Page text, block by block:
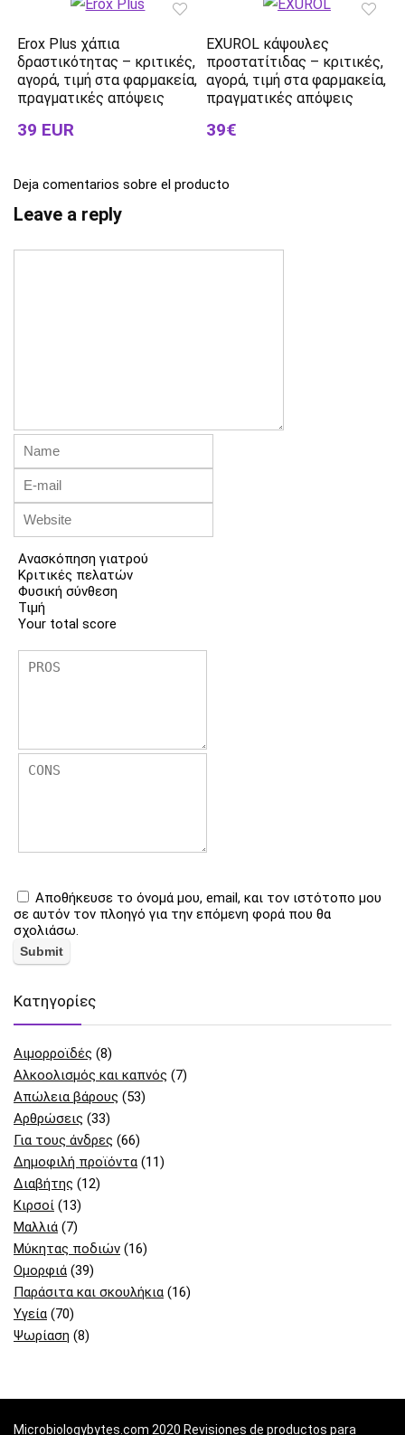
Erox Plus χάπια
δραστικότητας – κριτικές,
αγορά, τιμή στα φαρμακεία,
πραγματικές απόψεις
39 EUR
EXUROL κάψουλες
προστατίτιδας – κριτικές,
αγορά, τιμή στα φαρμακεία,
πραγματικές απόψεις
39€
Deja comentarios sobre el producto
Leave a reply
Ανασκόπηση γιατρού
Κριτικές πελατών
Φυσική σύνθεση
Τιμή
Your total score
Αποθήκευσε το όνομά μου, email, και τον ιστότοπο μου
σε αυτόν τον πλοηγό για την επόμενη φορά που θα
σχολιάσω.
Kατηγορίες
Αιμορροϊδές (8)
Αλκοολισμός και καπνός (7)
Απώλεια βάρους (53)
Αρθρώσεις (33)
Για τους άνδρες (66)
Δημοφιλή προϊόντα (11)
Διαβήτης (12)
Κιρσοί (13)
Μαλλιά (7)
Μύκητας ποδιών (16)
Ομορφιά (39)
Παράσιτα και σκουλήκια (16)
Υγεία (70)
Ψωρίαση (8)
Microbiologybytes.com 2020 Revisiones de productos para